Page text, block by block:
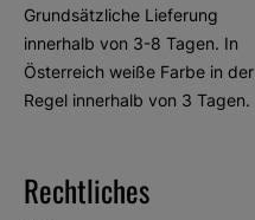
Grundsätzliche Lieferung
innerhalb von 3-8 Tagen. In
Österreich weiße Farbe in der
Regel innerhalb von 3 Tagen.
Rechtliches